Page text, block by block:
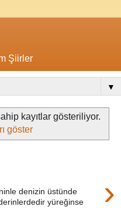
Şiirler
▼
kayıtlar gösteriliyor.
göster
›
denizin üstünde
yüreğinse